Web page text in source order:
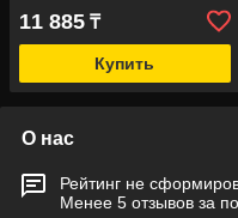
11 885 ₸
Купить
О нас
Рейтинг не
Менее 5 отзывов за